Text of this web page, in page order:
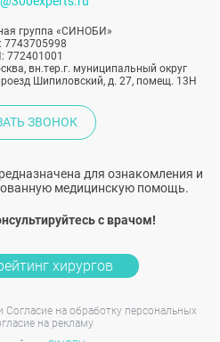
группа «СИНОБИ»
772401001
вн.тер.г. муниципальный округ
Шипиловский, д. 27, помещ. 13Н
ЗВОНОК
для ознакомления и
медицинскую помощь.
с врачом!
хирургов
Согласие на обработку персональных
на рекламу